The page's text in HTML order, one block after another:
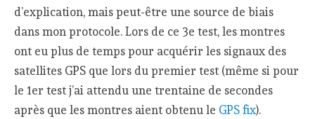
d’explication, mais peut-être une source de biais
dans mon protocole. Lors de ce 3e test, les montres
ont eu plus de temps pour acquérir les signaux des
satellites GPS que lors du premier test (même si pour
le 1er test j’ai attendu une trentaine de secondes
après que les montres aient obtenu le GPS fix).